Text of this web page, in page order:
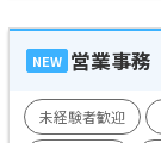
NEW 営業事務
未経験者歓迎